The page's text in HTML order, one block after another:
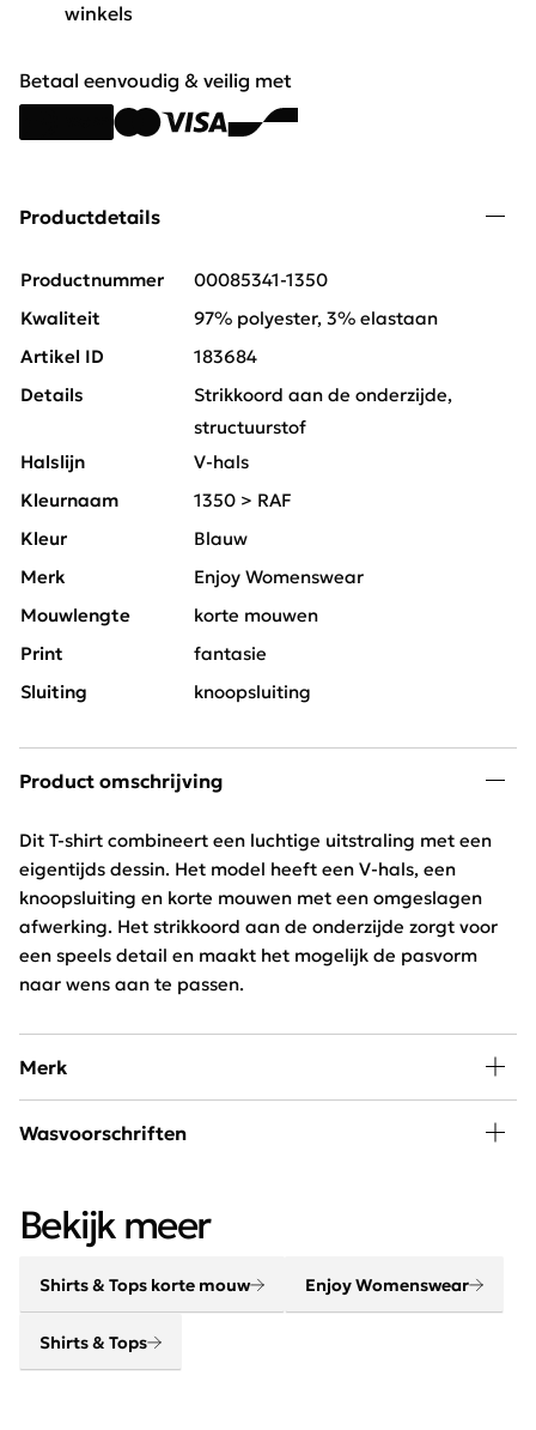
winkels
Betaal eenvoudig & veilig met
Productdetails
Productnummer
00085341-1350
Kwaliteit
97% polyester, 3% elastaan
Artikel ID
183684
Details
Strikkoord aan de onderzijde,
structuurstof
Halslijn
V-hals
Kleurnaam
1350 > RAF
Kleur
Blauw
Merk
Enjoy Womenswear
Mouwlengte
korte mouwen
Print
fantasie
Sluiting
knoopsluiting
Product omschrijving
Dit T-shirt combineert een luchtige uitstraling met een
eigentijds dessin. Het model heeft een V-hals, een
knoopsluiting en korte mouwen met een omgeslagen
afwerking. Het strikkoord aan de onderzijde zorgt voor
een speels detail en maakt het mogelijk de pasvorm
naar wens aan te passen.
Merk
In de collectie van Enjoy Womenswear vind je elk seizoen
aanvoer van nieuwe artikelen blijft dit merk constant
vernieuwend en on trend!
Wasvoorschriften
Bekijk meer
Shirts & Tops korte mouw Enjoy Womenswear
Shirts & Tops